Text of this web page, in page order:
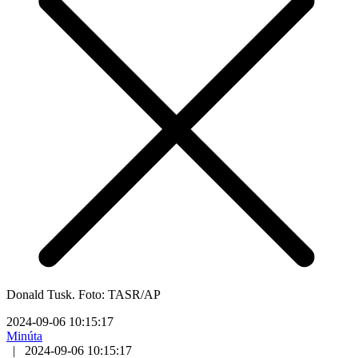
Donald Tusk. Foto: TASR/AP
2024-09-06 10:15:17
Minúta
|
2024-09-06 10:15:17